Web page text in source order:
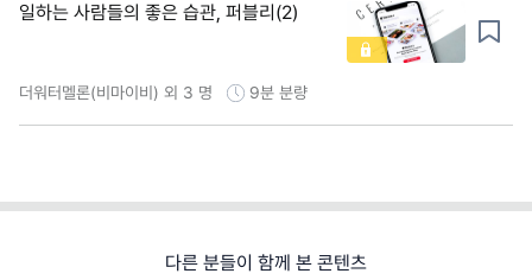
일하는 사람들의 좋은 습관, 퍼블리(2)
더워터멜론(비마이비) 외 3 명 9분 분량
다른 분들이 함께 본 콘텐츠